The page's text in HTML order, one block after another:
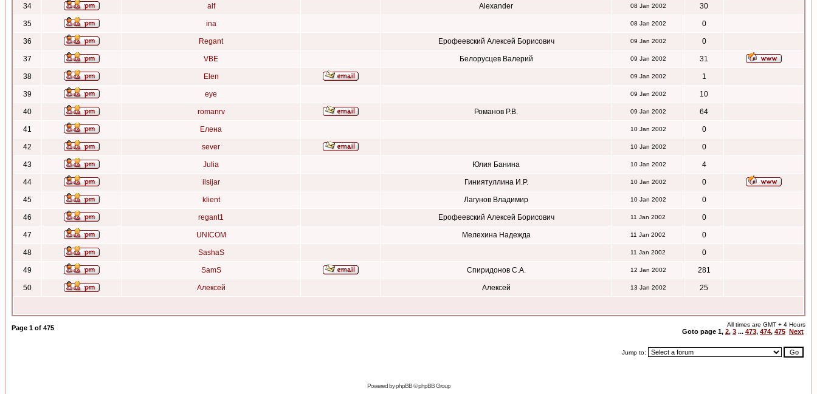
34 alf Alexander 08 Jan 2002 30
35 ina 08 Jan 2002 0
36 Regant Ерофеевский Алексей Борисович 09 Jan 2002 0
37 VBE Белорусцев Валерий 09 Jan 2002 31
38 Elen 09 Jan 2002 1
39 eye 09 Jan 2002 10
40 romanrv Романов Р.В. 09 Jan 2002 64
41 Елена 10 Jan 2002 0
42 sever 10 Jan 2002 0
43 Julia Юлия Банина 10 Jan 2002 4
44 ilsijar Гиниятуллина И.Р. 10 Jan 2002 0
45 klient Лагунов Владимир 10 Jan 2002 0
46 regant1 Ерофеевский Алексей Борисович 11 Jan 2002 0
47 UNICOM Мелехина Надежда 11 Jan 2002 0
48 SashaS 11 Jan 2002 0
49 SamS Спиридонов С.А. 12 Jan 2002 281
50 Алексей Алексей 13 Jan 2002 25
Page 1 of 475 All times are GMT + 4 Hours
Goto page 1, 2, 3 ... 473, 474, 475 Next
Jump to:
Powered byphpBB© phpBB Group